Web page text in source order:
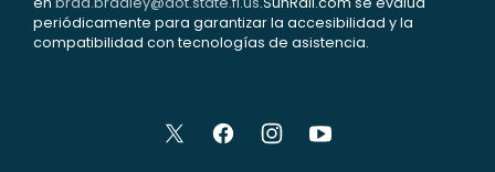
periódicamente para garantizar la accesibilidad y la
compatibilidad con tecnologías de asistencia.